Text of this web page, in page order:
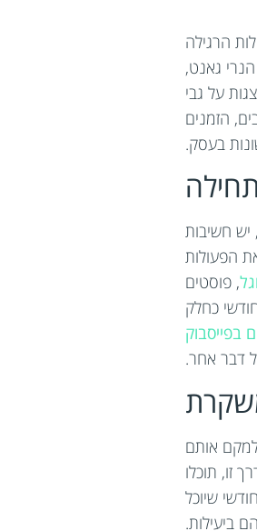
הרגילה
גאנט,
על גבי
הזמנים
בעסק.
חשיבות
הפעולות
, פוסטים
כחלק
בפייסבוק
דבר אחר.
אותם
זו, תוכלו
שיוכל
ביעילות.